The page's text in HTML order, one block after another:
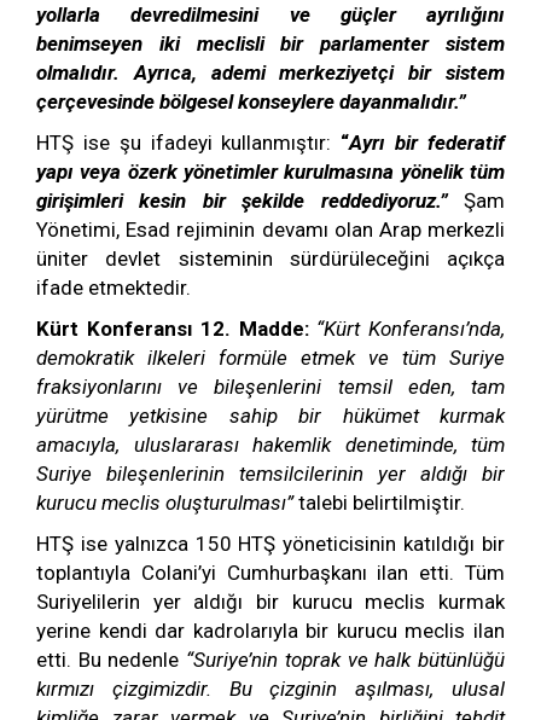
yollarla devredilmesini ve güçler ayrılığını
benimseyen iki meclisli bir parlamenter sistem
olmalıdır. Ayrıca, ademi merkeziyetçi bir sistem
çerçevesinde bölgesel konseylere dayanmalıdır.”
HTŞ ise şu ifadeyi kullanmıştır: “Ayrı bir federatif
yapı veya özerk yönetimler kurulmasına yönelik tüm
girişimleri kesin bir şekilde reddediyoruz.”Şam
Yönetimi, Esad rejiminin devamı olan Arap merkezli
üniter devlet sisteminin sürdürüleceğini açıkça
ifade etmektedir.
Kürt Konferansı 12. Madde: “Kürt Konferansı’nda,
demokratik ilkeleri formüle etmek ve tüm Suriye
fraksiyonlarını ve bileşenlerini temsil eden, tam
yürütme yetkisine sahip bir hükümet kurmak
amacıyla, uluslararası hakemlik denetiminde, tüm
Suriye bileşenlerinin temsilcilerinin yer aldığı bir
kurucu meclis oluşturulması”talebi belirtilmiştir.
HTŞ ise yalnızca 150 HTŞ yöneticisinin katıldığı bir
toplantıyla Colani’yi Cumhurbaşkanı ilan etti. Tüm
Suriyelilerin yer aldığı bir kurucu meclis kurmak
yerine kendi dar kadrolarıyla bir kurucu meclis ilan
etti. Bu nedenle “Suriye’nin toprak ve halk bütünlüğü
kırmızı çizgimizdir. Bu çizginin aşılması, ulusal